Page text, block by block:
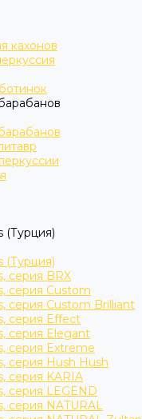
кахонов
(Турция)
(Турция)
серия BRX
серия Custom
серия Custom Brilliant
серия Effect
серия Elegant
серия Extreme
серия Hush Hush
серия KARIA
серия LEGEND
серия NATURAL